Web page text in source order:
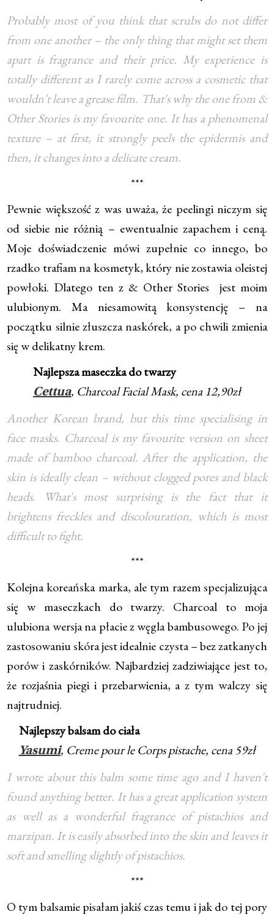
Probably most of you think that scrubs do not differ
from one another – the only thing that might set them
apart is fragrance and their price. My experience is
totally different as I rarely come across a cosmetic that
wouldn't leave a grease film. That's why the one from &
Other Stories is my favourite one. It has a phenomenal
texture – at first, it strongly peels the epidermis and
then, it changes into a delicate cream.
***
Pewnie większość z was uważa, że peelingi niczym się
od siebie nie różnią – ewentualnie zapachem i ceną.
Moje doświadczenie mówi zupełnie co innego, bo
rzadko trafiam na kosmetyk, który nie zostawia oleistej
powłoki. Dlatego ten z & Other Stories jest moim
ulubionym. Ma niesamowitą konsystencję – na
początku silnie złuszcza naskórek, a po chwili zmienia
się w delikatny krem.
Najlepsza maseczka do twarzy
Cettua, Charcoal Facial Mask, cena 12,90zł
Another Korean brand, but this time specialising in
face masks. Charcoal is my favourite version on sheet
made of bamboo charcoal. After the application, the
skin is ideally clean – without clogged pores and black
heads. What's most surprising is the fact that it
brightens freckles and discolouration, which is most
difficult to fight.
***
Kolejna koreańska marka, ale tym razem specjalizująca
się w maseczkach do twarzy. Charcoal to moja
ulubiona wersja na płacie z węgla bambusowego. Po jej
zastosowaniu skóra jest idealnie czysta – bez zatkanych
porów i zaskórników. Najbardziej zadziwiające jest to,
że rozjaśnia piegi i przebarwienia, a z tym walczy się
najtrudniej.
Najlepszy balsam do ciała
Yasumi, Creme pour le Corps pistache, cena 59zł
I wrote about this balm some time ago and I haven't
found anything better. It has a great application system
as well as a wonderful fragrance of pistachios and
marzipan. It is easily absorbed into the skin and leaves it
soft and smelling slightly of pistachios.
***
O tym balsamie pisałam jakiś czas temu i jak do tej pory